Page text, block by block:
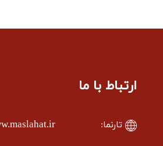
ارتباط با ما
تارنما: